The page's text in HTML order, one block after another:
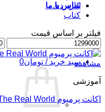
تماس با ما
ورود / عضویت
سبد خرید / تومان0
کاربردی
کتاب
فیلتر بر اساس قیمت
حداقل
قیمت
مشاهده
آموزشی
اکانت پرمیوم The Real World یا همان ( Hustlers University ) – پلتفرم آموزشی اندرو تیت